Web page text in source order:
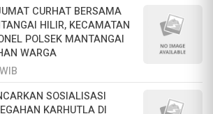
CURHAT BERSAMA
HILIR, KECAMATAN
POLSEK MANTANGAI
WARGA
SOSIALISASI
KARHUTLA DI